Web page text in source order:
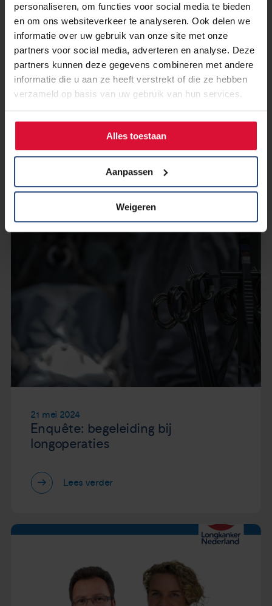
personaliseren, om functies voor social media te bieden
en om ons websiteverkeer te analyseren. Ook delen we
informatie over uw gebruik van onze site met onze
partners voor social media, adverteren en analyse. Deze
partners kunnen deze gegevens combineren met andere
informatie die u aan ze heeft verstrekt of die ze hebben
verzameld op basis van uw gebruik van hun services.
Alles toestaan
Aanpassen
Weigeren
28 mei 2024
Vragenlijst longkanker: informatie,
kennis en betrokkenheid bij samen
beslissen (Lung Cancer Europe)
Lees verder
21 mei 2024
Enquête: begeleiding bij
longoperaties
Lees verder